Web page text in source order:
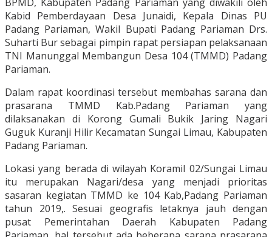
Kabid Pemberdayaan Desa Junaidi, Kepala Dinas PU
Padang Pariaman, Wakil Bupati Padang Pariaman Drs.
Suharti Bur sebagai pimpin rapat persiapan pelaksanaan
TNI Manunggal Membangun Desa 104 (TMMD) Padang
Pariaman.
Dalam rapat koordinasi tersebut membahas sarana dan
prasarana TMMD Kab.Padang Pariaman yang
dilaksanakan di Korong Gumali Bukik Jaring Nagari
Guguk Kuranji Hilir Kecamatan Sungai Limau, Kabupaten
Padang Pariaman.
Lokasi yang berada di wilayah Koramil 02/Sungai Limau
itu merupakan Nagari/desa yang menjadi prioritas
sasaran kegiatan TMMD ke 104 Kab,Padang Pariaman
tahun 2019,. Sesuai geografis letaknya jauh dengan
pusat Pemerintahan Daerah Kabupaten Padang